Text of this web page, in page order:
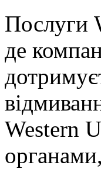
Послуги
де
Western